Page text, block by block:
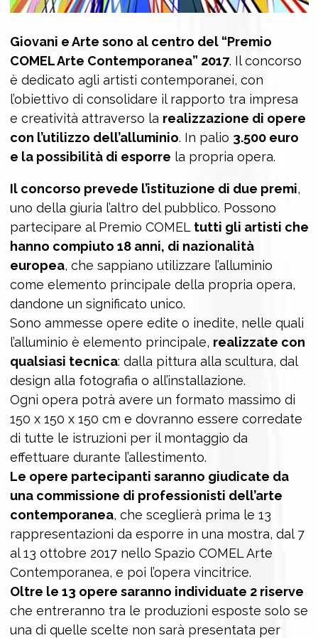
Giovani e Arte sono al centro del “Premio
COMEL Arte Contemporanea” 2017. Il concorso
è dedicato agli artisti contemporanei, con
l’obiettivo di consolidare il rapporto tra impresa
e creatività attraverso la realizzazione di opere
con l’utilizzo dell’alluminio. In palio 3.500 euro
e la possibilità di esporre la propria opera.
Il concorso prevede l’istituzione di due premi,
uno della giuria l’altro del pubblico. Possono
partecipare al Premio COMEL tutti gli artisti che
hanno compiuto 18 anni, di nazionalità
europea, che sappiano utilizzare l’alluminio
come elemento principale della propria opera,
dandone un significato unico.
Sono ammesse opere edite o inedite, nelle quali
l’alluminio è elemento principale, realizzate con
qualsiasi tecnica: dalla pittura alla scultura, dal
design alla fotografia o all’installazione.
Ogni opera potrà avere un formato massimo di
150 x 150 x 150 cm e dovranno essere corredate
di tutte le istruzioni per il montaggio da
effettuare durante l’allestimento.
Le opere partecipanti saranno giudicate da
una commissione di professionisti dell’arte
contemporanea, che sceglierà prima le 13
rappresentazioni da esporre in una mostra, dal 7
al 13 ottobre 2017 nello Spazio COMEL Arte
Contemporanea, e poi l’opera vincitrice.
Oltre le 13 opere saranno individuate 2 riserve
che entreranno tra le produzioni esposte solo se
una di quelle scelte non sarà presentata per